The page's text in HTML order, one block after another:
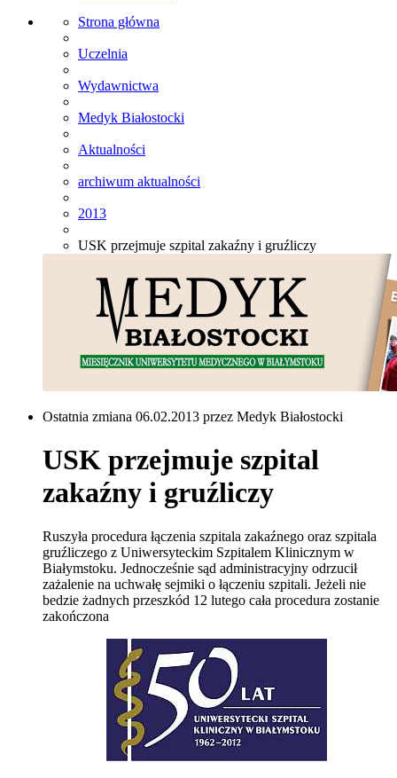
Strona główna
Uczelnia
Wydawnictwa
Medyk Białostocki
Aktualności
archiwum aktualności
2013
USK przejmuje szpital zakaźny i gruźliczy
Ostatnia zmiana 06.02.2013 przez Medyk Białostocki
USK przejmuje szpital
zakaźny i gruźliczy
Ruszyła procedura łączenia szpitala zakaźnego oraz szpitala
gruźliczego z Uniwersyteckim Szpitalem Klinicznym w
Białymstoku. Jednocześnie sąd administracyjny odrzucił
zażalenie na uchwałę sejmiki o łączeniu szpitali. Jeżeli nie
bedzie żadnych przeszkód 12 lutego cała procedura zostanie
zakończona